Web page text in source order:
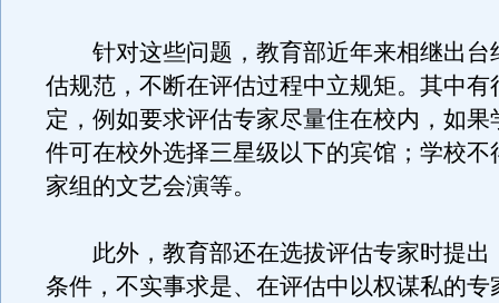
针对这些问题，教育部近年来相继出台
估规范，不断在评估过程中立规矩。其中有
定，例如要求评估专家尽量住在校内，如果
件可在校外选择三星级以下的宾馆；学校不
家组的文艺会演等。
此外，教育部还在选拔评估专家时提出
条件，不实事求是、在评估中以权谋私的专